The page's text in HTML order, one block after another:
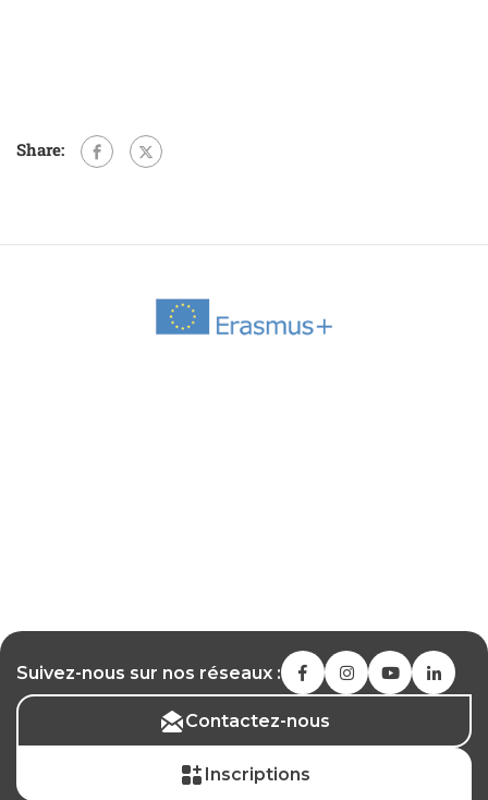
Share:
Suivez-nous sur nos réseaux :
Contactez-nous
Inscriptions